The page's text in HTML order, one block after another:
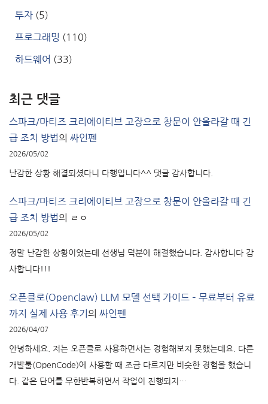
투자 (5)
프로그래밍 (110)
하드웨어 (33)
최근 댓글
스파크/마티즈 크리에이티브 고장으로 창문이 안올라갈 때 긴
급 조치 방법의 싸인펜
2026/05/02
난감한 상황 해결되셨다니 다행입니다^^ 댓글 감사합니다.
스파크/마티즈 크리에이티브 고장으로 창문이 안올라갈 때 긴
급 조치 방법의 ㄹㅇ
2026/05/02
정말 난감한 상황이었는데 선생님 덕분에 해결했습니다. 감사합니다 감
사합니다!!!
오픈클로(Openclaw) LLM 모델 선택 가이드 – 무료부터 유료
까지 실제 사용 후기 의 싸인펜
2026/04/07
안녕하세요. 저는 오픈클로 사용하면서는 경험해보지 못했는데요. 다른
개발툴(OpenCode)에 사용할 때 조금 다르지만 비슷한 경험을 했습니
다. 같은 단어를 무한반복하면서 작업이 진행되지…